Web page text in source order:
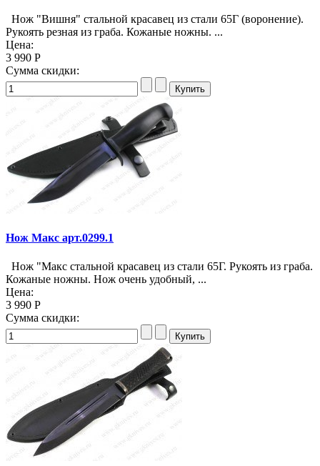
Нож "Вишня" стальной красавец из стали 65Г (воронение).
Рукоять резная из граба. Кожаные ножны. ...
Цена:
3 990 Р
Сумма скидки:
Нож Макс арт.0299.1
Нож "Макс стальной красавец из стали 65Г. Рукоять из граба.
Кожаные ножны. Нож очень удобный, ...
Цена:
3 990 Р
Сумма скидки: